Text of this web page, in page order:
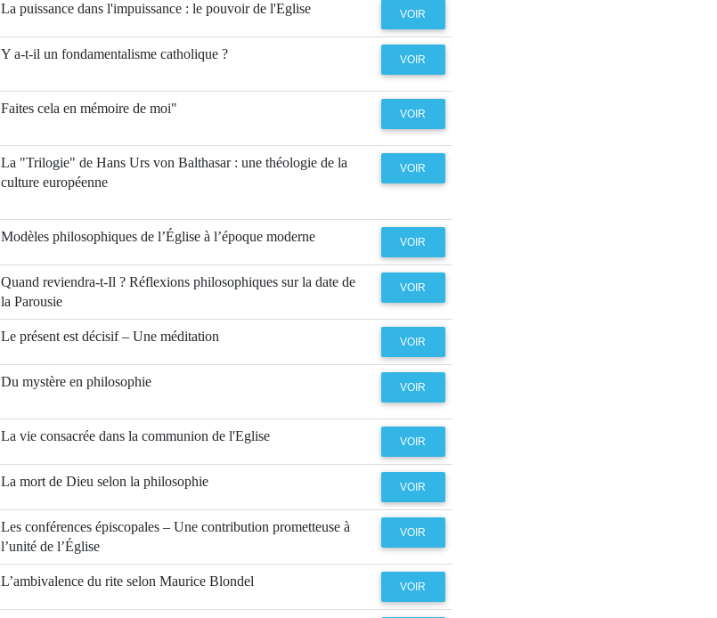
La puissance dans l'impuissance : le pouvoir de l'Eglise VOIR
Y a-t-il un fondamentalisme catholique ? VOIR
Faites cela en mémoire de moi" VOIR
La "Trilogie" de Hans Urs von Balthasar : une théologie de la
culture européenne
VOIR
Modèles philosophiques de l’Église à l’époque moderne VOIR
Quand reviendra-t-Il ? Réflexions philosophiques sur la date de
la Parousie
VOIR
Le présent est décisif – Une méditation VOIR
Du mystère en philosophie VOIR
La vie consacrée dans la communion de l'Eglise VOIR
La mort de Dieu selon la philosophie VOIR
Les conférences épiscopales – Une contribution prometteuse à
l’unité de l’Église
VOIR
L’ambivalence du rite selon Maurice Blondel VOIR